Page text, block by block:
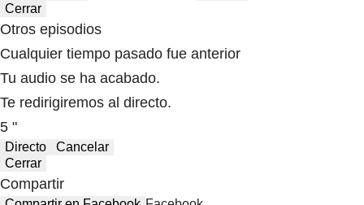
Cerrar
Otros episodios
Cualquier tiempo pasado fue anterior
Tu audio se ha acabado.
Te redirigiremos al directo.
5 "
Directo
Cancelar
Cerrar
Compartir